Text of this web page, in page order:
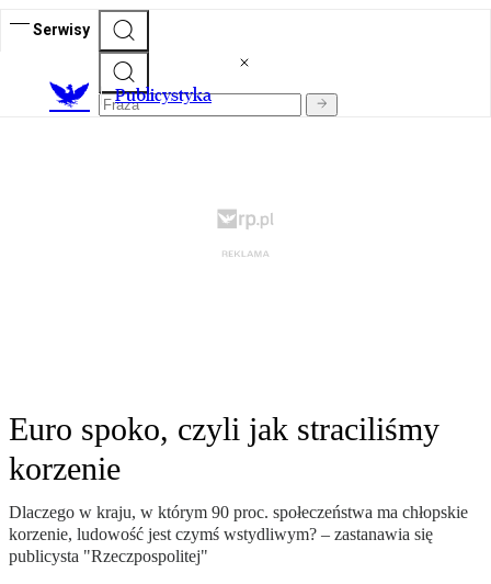
Serwisy
Publicystyka
Euro spoko, czyli jak straciliśmy
korzenie
Dlaczego w kraju, w którym 90 proc. społeczeństwa ma chłopskie
korzenie, ludowość jest czymś wstydliwym? – zastanawia się
publicysta "Rzeczpospolitej"